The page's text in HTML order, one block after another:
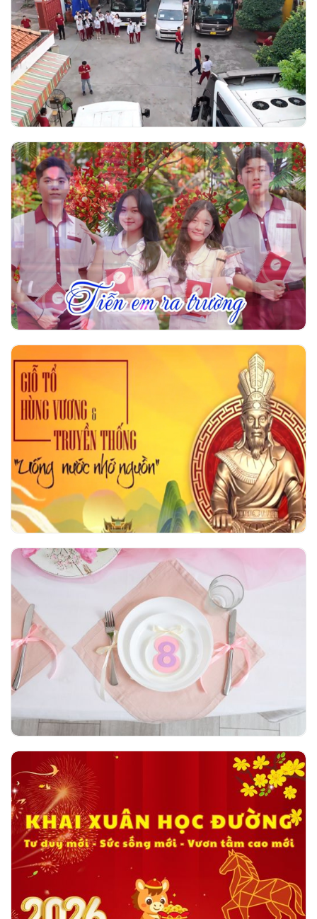
học sinh khối 12 đến các hội đồng thi tốt
nghiệp THPT 2026
Video nhạc Tiễn em ra trường - Thơ Phạm
Thị Thúy Vĩnh
Giỗ tổ Hùng Vương và Truyền thống uống
nước nhớ nguồn
Hội thi Duyên dáng áo dài Ngô Thời Nhiệm
2026 - Tri ân vẻ đẹp người giáo viên nhân
ngày 08/03/2026
Khai xuân học đường - Tư duy mới - Sức
sống mới - Vươn tầm cao mới